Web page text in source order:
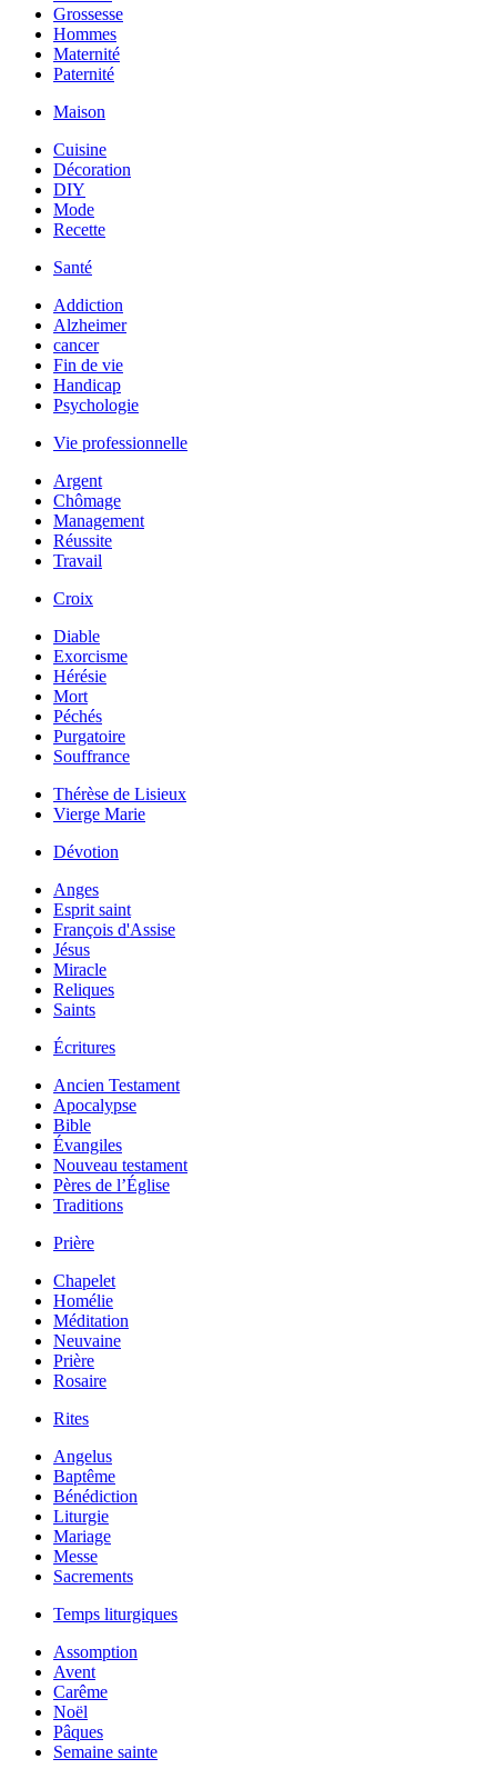
Grossesse
Hommes
Maternité
Paternité
Maison
Cuisine
Décoration
DIY
Mode
Recette
Santé
Addiction
Alzheimer
cancer
Fin de vie
Handicap
Psychologie
Vie professionnelle
Argent
Chômage
Management
Réussite
Travail
Croix
Diable
Exorcisme
Hérésie
Mort
Péchés
Purgatoire
Souffrance
Thérèse de Lisieux
Vierge Marie
Dévotion
Anges
Esprit saint
François d'Assise
Jésus
Miracle
Reliques
Saints
Écritures
Ancien Testament
Apocalypse
Bible
Évangiles
Nouveau testament
Pères de l’Église
Traditions
Prière
Chapelet
Homélie
Méditation
Neuvaine
Prière
Rosaire
Rites
Angelus
Baptême
Bénédiction
Liturgie
Mariage
Messe
Sacrements
Temps liturgiques
Assomption
Avent
Carême
Noël
Pâques
Semaine sainte